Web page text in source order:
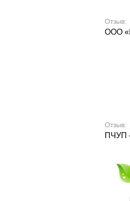
Отзыв:
ООО
Отзыв:
ПЧУП